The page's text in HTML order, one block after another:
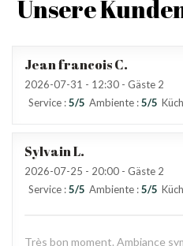
Unsere
Jean francoisC
2026-07-31 - 12:30 - Gäste 2
Service :5/5 Ambiente :5/5
SylvainL
2026-07-25 - 20:00 - Gäste 2
Service :5/5 Ambiente :5/5
Très bon moment. Ambiance